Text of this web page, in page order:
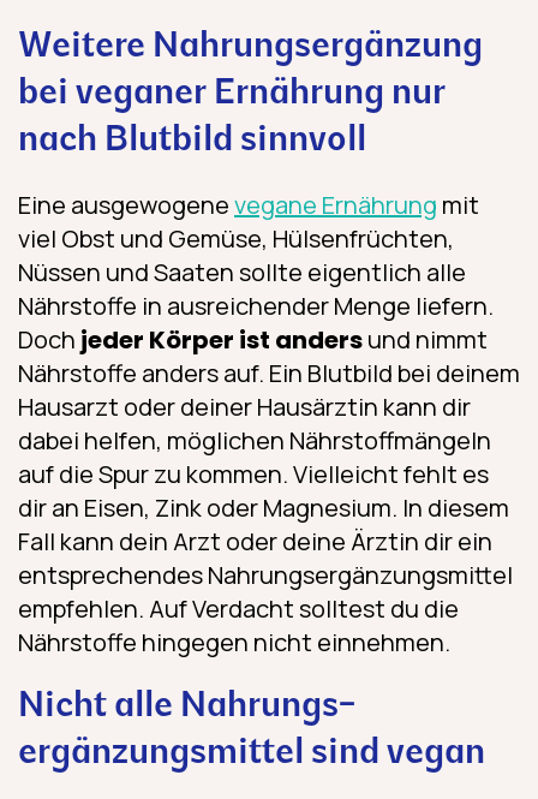
Weitere Nahrungsergänzung
bei veganer Ernährung nur
nach Blutbild sinnvoll
Eine ausgewogenevegane Ernährung mit
viel Obst und Gemüse, Hülsenfrüchten,
Nüssen und Saaten sollte eigentlich alle
Nährstoffe in ausreichender Menge liefern.
Doch jeder Körper ist andersund nimmt
Nährstoffe anders auf. Ein Blutbild bei deinem
Hausarzt oder deiner Hausärztin kann dir
dabei helfen, möglichen Nährstoffmängeln
auf die Spur zu kommen. Vielleicht fehlt es
dir an Eisen, Zink oder Magnesium. In diesem
Fall kann dein Arzt oder deine Ärztin dir ein
entsprechendes Nahrungs­ergänzungs­mittel
empfehlen. Auf Verdacht solltest du die
Nährstoffe hingegen nicht einnehmen.
Nicht alle Nahrungs­
ergänzungs­mittel sind vegan